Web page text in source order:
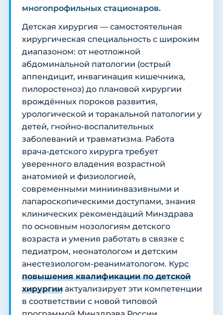
многопрофильных стационаров.
Детская хирургия — самостоятельная
хирургическая специальность с широким
диапазоном: от неотложной
абдоминальной патологии (острый
аппендицит, инвагинация кишечника,
пилоростеноз) до плановой хирургии
врождённых пороков развития,
урологической и торакальной патологии у
детей, гнойно-воспалительных
заболеваний и травматизма. Работа
врача-детского хирурга требует
уверенного владения возрастной
анатомией и физиологией,
современными миниинвазивными и
лапароскопическими доступами, знания
клинических рекомендаций Минздрава
по основным нозологиям детского
возраста и умения работать в связке с
педиатром, неонатологом и детским
анестезиологом-реаниматологом. Курс
повышения квалификации по детской
хирургии актуализирует эти компетенции
в соответствии с новой типовой